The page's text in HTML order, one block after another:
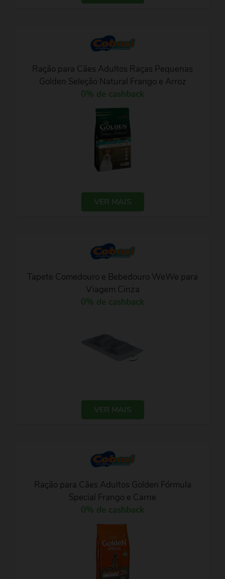
Ração para Cães Adultos Raças Pequenas
Golden Seleção Natural Frango e Arroz
0% de cashback
VER MAIS
Tapete Comedouro e Bebedouro WeWe para
Viagem Cinza
0% de cashback
VER MAIS
Ração para Cães Adultos Golden Fórmula
Special Frango e Carne
0% de cashback